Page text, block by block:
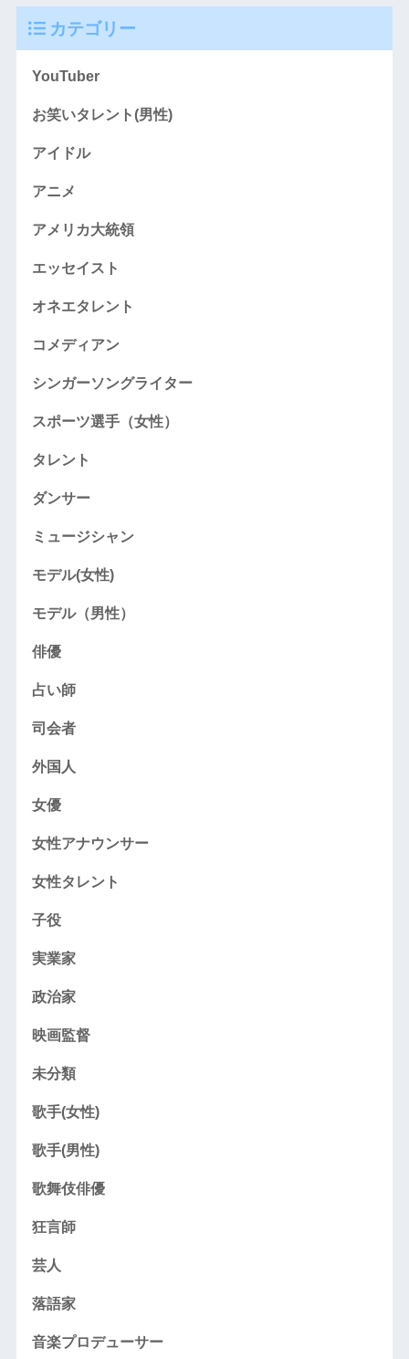
カテゴリー
YouTuber
お笑いタレント(男性)
アイドル
アニメ
アメリカ大統領
エッセイスト
オネエタレント
コメディアン
シンガーソングライター
スポーツ選手（女性）
タレント
ダンサー
ミュージシャン
モデル(女性)
モデル（男性）
俳優
占い師
司会者
外国人
女優
女性アナウンサー
女性タレント
子役
実業家
政治家
映画監督
未分類
歌手(女性)
歌手(男性)
歌舞伎俳優
狂言師
芸人
落語家
音楽プロデューサー